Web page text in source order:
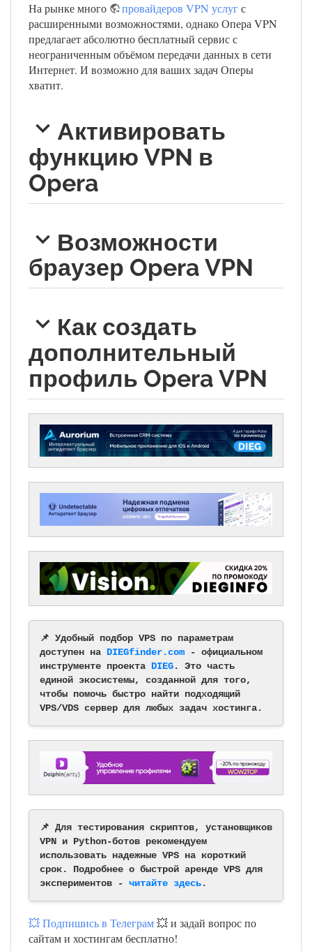
На рынке много
провайдеров VPN услугс
расширенными возможностями, однако Опера VPN
предлагает абсолютно бесплатный сервис с
неограниченным объёмом передачи данных в сети
Интернет. И возможно для ваших задач Оперы
хватит.
Активировать
функцию VPN в
Opera
Возможности
браузер Opera VPN
Как создать
дополнительный
профиль Opera VPN
📌 Удобный подбор VPS по параметрам
доступен на DIEGfinder.com - официальном
инструменте проекта DIEG. Это часть
единой экосистемы, созданной для того,
чтобы помочь быстро найти подходящий
VPS/VDS сервер для любых задач хостинга.
📌 Для тестирования скриптов, установщиков
VPN и Python-ботов рекомендуем
использовать надежные VPS на короткий
срок. Подробнее о быстрой аренде VPS для
экспериментов - читайте здесь.
💥 Подпишись в Телеграм💥 и задай вопрос по
сайтам и хостингам бесплатно!